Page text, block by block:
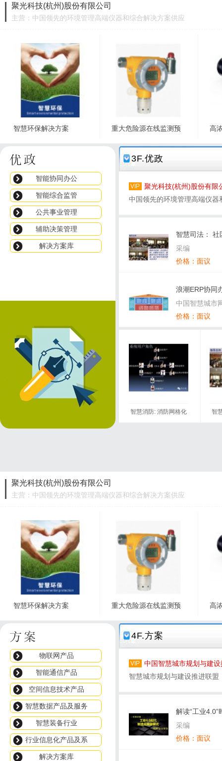
聚光科技(杭州)股份有限公司
主营：中国领先的环境管理高端仪器和综合解决方案供应
智慧环保解决方案 重大危险源在线监测预
立即询价
高
智能协同办公
智能综合监管
公共事业管理
辅助决策管理
解决方案库
3F.优政
VIP
聚光科技(杭州)股份有限
中国领先的环境管理高端仪器
智慧司法： 社
管理系统方案
采编
价格：面议
浪潮ERP协同
中国智慧城市
价格：面议
智慧消防: 消防网格化 智
聚光科技(杭州)股份有限公司
主营：中国领先的环境管理高端仪器和综合解决方案供应
智慧环保解决方案 重大危险源在线监测预
立即询价
高
物联网产品
智能通信产品
空间信息技术产品
智慧数据产品及服务
智慧装备行业
行业信息化产品及系
统
解决方案库
4F.方案
VIP
中国智慧城市规划与建设
联盟
智慧城市规划与建设推进联盟
解读“工业
式战略规划
采编
价格：面议